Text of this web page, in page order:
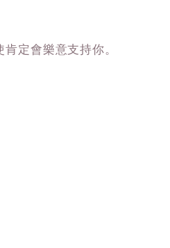
定會樂意支持你。